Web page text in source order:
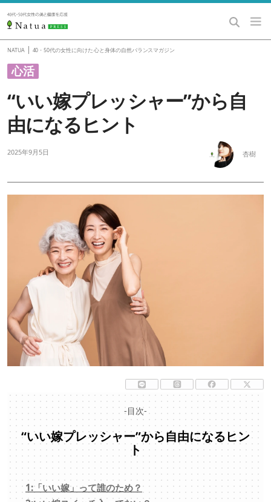
NATUA| 40・50代の女性に向けた 心と身体の自然バランスマガジン
心活
“いい嫁プレッシャー”から自
由になるヒント
2025年9月5日 杏樹
-目次-
“いい嫁プレッシャー”から自由になるヒン
ト
1:「いい嫁」って誰のため？